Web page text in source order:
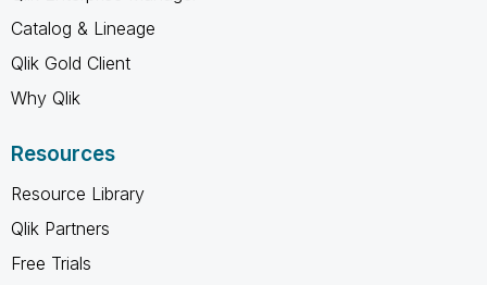
Catalog & Lineage
Qlik Gold Client
Why Qlik
Resources
Resource Library
Qlik Partners
Free Trials